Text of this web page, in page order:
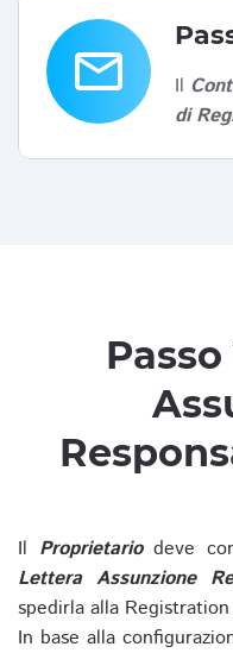
email Il
di
Il Proprietariodeve
Lettera Assunzione
spedirla alla
In base alla